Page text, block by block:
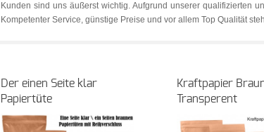
Kunden sind uns äußerst wichtig. Aufgrund unserer qualifizierten
Kompetenter Service, günstige Preise und vor allem Top Qualität
Der einen Seite klar
Papiertüte
Kraftpapier
Transperent